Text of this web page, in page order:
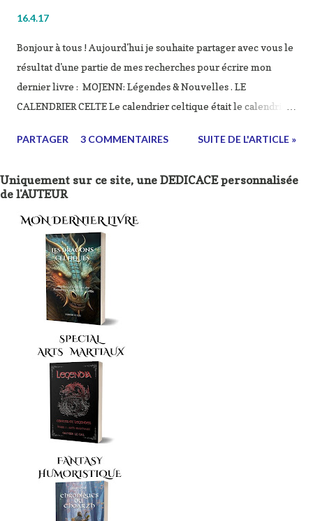
16.4.17
Bonjour à tous ! Aujourd'hui je souhaite partager avec vous le
résultat d'une partie de mes recherches pour écrire mon
dernier livre : MOJENN: Légendes & Nouvelles . LE
CALENDRIER CELTE Le calendrier celtique était le calendrier
l’année celtique était rythmée par quatre grandes fêtes
Samain au 31 octobre ou 1er novembre (selon notre
moindre importance : Imbolc le 1er ou le 2 février et
Lugnasad le 1er août. La source majeure qui nous renseigne
sur le calendrier celtique est le calendrier de Coligny, qui
date de l'époque gallo-romaine. Les fêtes du calendrier,
symbolisées par les huit rayons d’une roue, marquaient les
moments importants de l’activité humaine et d’une aventure
eschatologique liés à l’année. Solstices et équinoxes,
représentés par quatre rayons, formaient les deux ...
PARTAGER 3 COMMENTAIRES SUITE DE L'ARTICLE »
Uniquement sur ce site, une DEDICACE personnalisée
de l'AUTEUR